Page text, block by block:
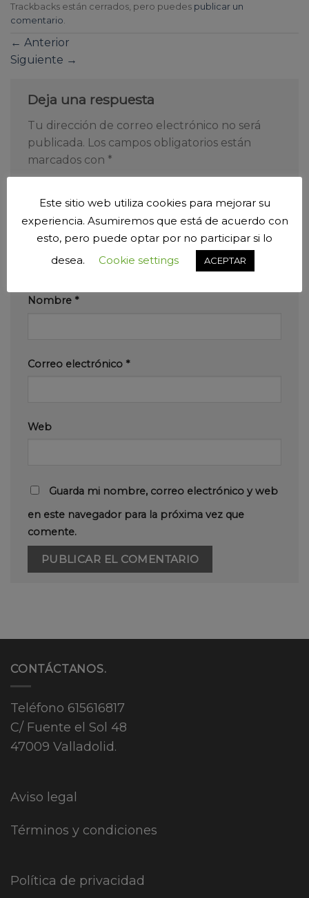
Trackbacks están cerrados, pero puedes publicar un
comentario
← Anterior
Siguiente →
Deja una respuesta
Tu dirección de correo electrónico no será
publicada. Los campos obligatorios están
marcados con *
Nombre *
Correo electrónico *
Web
Guarda mi nombre, correo electrónico y web
en este navegador para la próxima vez que
comente.
CONTÁCTANOS.
Teléfono 615616817
C/ Fuente el Sol 48
47009 Valladolid.
Aviso legal
Términos y condiciones
Política de privacidad
Este sitio web utiliza cookies para mejorar su
experiencia. Asumiremos que está de acuerdo con
esto, pero puede optar por no participar si lo
desea.
Cookie settings ACEPTAR